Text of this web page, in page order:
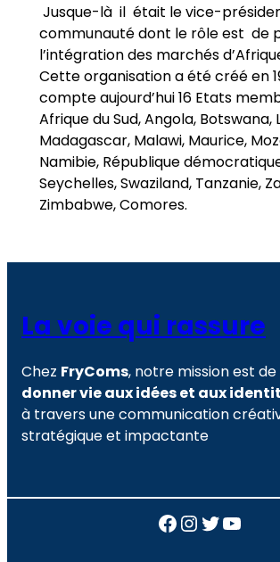
Jusque-là il était le vice-
communauté dont le rôle est de
l’intégration des marchés
Cette organisation a été créé en
compte aujourd’hui 16 Etats
Afrique du Sud, Angola, Botswana,
Madagascar, Malawi, Maurice,
Namibie, République
Seychelles, Swaziland, Tanzanie,
Zimbabwe, Comores.
La voie qui rassure
Chez FryComs, notre mission est de
donner vie aux idées et aux
à travers une communication
stratégique et impactante
Facebook
Instagram
Twitter